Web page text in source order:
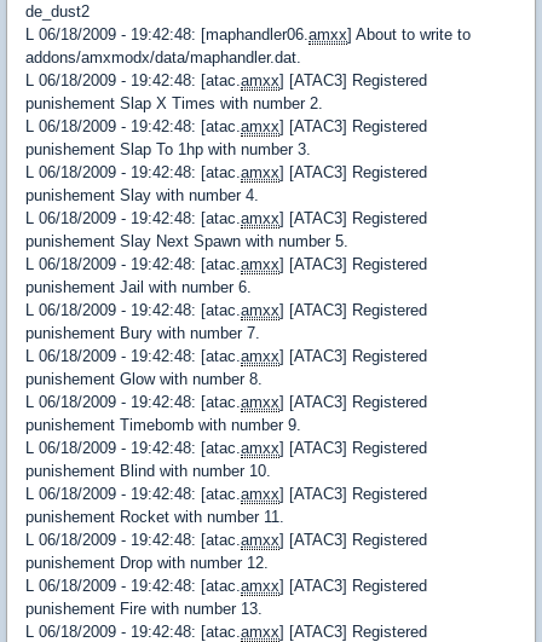
de_dust2
L 06/18/2009 - 19:42:48: [maphandler06. amxx] About to write to
addons/amxmodx/data/maphandler.dat.
L 06/18/2009 - 19:42:48: [atac. amxx] [ATAC3] Registered
punishement Slap X Times with number 2.
L 06/18/2009 - 19:42:48: [atac. amxx] [ATAC3] Registered
punishement Slap To 1hp with number 3.
L 06/18/2009 - 19:42:48: [atac. amxx] [ATAC3] Registered
punishement Slay with number 4.
L 06/18/2009 - 19:42:48: [atac. amxx] [ATAC3] Registered
punishement Slay Next Spawn with number 5.
L 06/18/2009 - 19:42:48: [atac. amxx] [ATAC3] Registered
punishement Jail with number 6.
L 06/18/2009 - 19:42:48: [atac. amxx] [ATAC3] Registered
punishement Bury with number 7.
L 06/18/2009 - 19:42:48: [atac. amxx] [ATAC3] Registered
punishement Glow with number 8.
L 06/18/2009 - 19:42:48: [atac. amxx] [ATAC3] Registered
punishement Timebomb with number 9.
L 06/18/2009 - 19:42:48: [atac. amxx] [ATAC3] Registered
punishement Blind with number 10.
L 06/18/2009 - 19:42:48: [atac. amxx] [ATAC3] Registered
punishement Rocket with number 11.
L 06/18/2009 - 19:42:48: [atac. amxx] [ATAC3] Registered
punishement Drop with number 12.
L 06/18/2009 - 19:42:48: [atac. amxx] [ATAC3] Registered
punishement Fire with number 13.
L 06/18/2009 - 19:42:48: [atac. amxx] [ATAC3] Registered